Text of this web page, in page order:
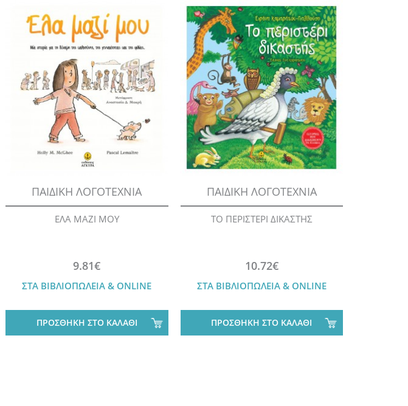
ΠΑΙΔΙΚΗ ΛΟΓΟΤΕΧΝΙΑ
ΕΛΑ ΜΑΖΙ ΜΟΥ
9.81€
ΣΤΑ ΒΙΒΛΙΟΠΩΛΕΙΑ & ONLINE
ΠΡΟΣΘΗΚΗ ΣΤΟ ΚΑΛΑΘΙ
ΠΑΙΔΙΚΗ ΛΟΓΟΤΕΧΝΙΑ
ΤΟ ΠΕΡΙΣΤΕΡΙ ΔΙΚΑΣΤΗΣ
10.72€
ΣΤΑ ΒΙΒΛΙΟΠΩΛΕΙΑ & ONLINE
ΠΡΟΣΘΗΚΗ ΣΤΟ ΚΑΛΑΘΙ